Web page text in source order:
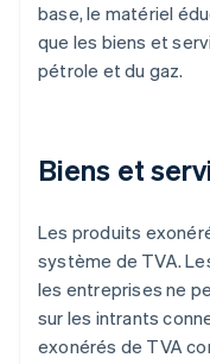
base, le matériel
que les biens et
pétrole et du gaz.
Biens et
Les produits
système de TVA.
les entreprises ne
sur les intrants
exonérés de TVA